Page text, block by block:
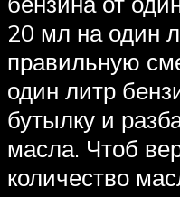
20 мл на один
правильную
один литр
бутылку и
масла. Чтоб
количество